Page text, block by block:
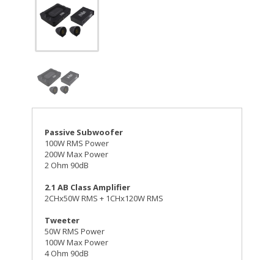
Passive Subwoofer
100W RMS Power
200W Max Power
2 Ohm 90dB
2.1 AB Class Amplifier
2CHx50W RMS + 1CHx120W RMS
Tweeter
50W RMS Power
100W Max Power
4 Ohm 90dB